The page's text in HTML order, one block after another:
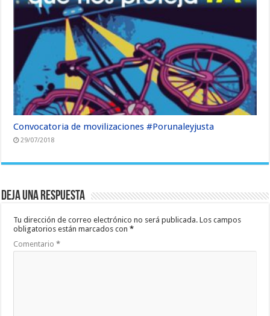
Convocatoria de movilizaciones #Porunaleyjusta
29/07/2018
Deja una respuesta
Tu dirección de correo electrónico no será publicada. Los campos
obligatorios están marcados con*
Comentario*